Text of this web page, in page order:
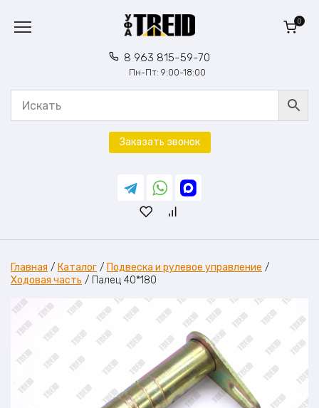
содержанию
8 963 815-59-70
Пн-Пт: 9:00-18:00
0
Заказать звонок
Главная / Каталог / Подвеска и рулевое управление /
Ходовая часть / Палец 40*180